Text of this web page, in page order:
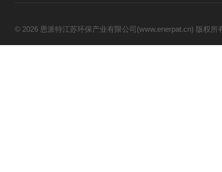
© 2026 恩派特江苏环保产业有限公司(www.enerpat.cn) 版权